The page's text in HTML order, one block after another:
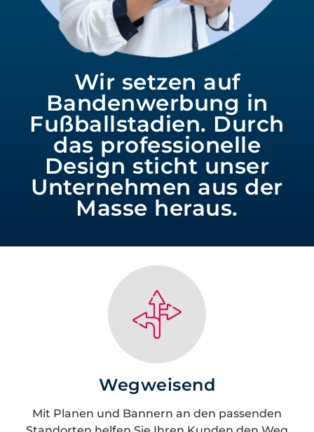
Wir setzen auf
Bandenwerbung in
Fußballstadien. Durch
das professionelle
Design sticht unser
Unternehmen aus der
Masse heraus.
Wegweisend
Mit Planen und Bannern an den passenden